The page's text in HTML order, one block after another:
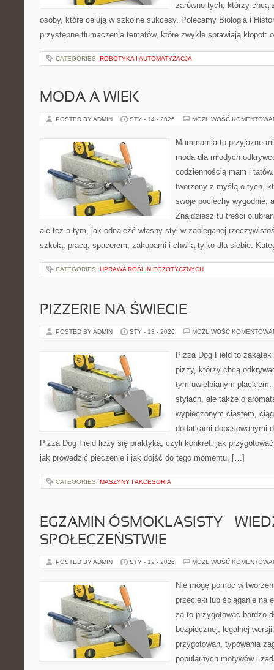
zarówno tych, którzy chcą
osoby, które celują w szkolne sukcesy. Polecamy Biologia i
przystępne tłumaczenia tematów, które zwykle sprawiają
CATEGORIES: ROBOTYKA I AUTOMATYZACJA
MODA A WIEK
POSTED BY ADMIN STY - 14 - 2026 MOŻLIWOŚĆ
Mammamia to przyjazne
moda dla młodych
codziennością mam i
tworzony z myślą o tych,
swoje pociechy wygodnie,
Znajdziesz tu treści o
ale też o tym, jak odnaleźć własny styl w zabieganej
szkołą, pracą, spacerem, zakupami i chwilą tylko dla siebie.
CATEGORIES: UPRAWA ROŚLIN EGZOTYCZNYCH
PIZZERIE NA ŚWIECIE
POSTED BY ADMIN STY - 13 - 2026 MOŻLIWOŚĆ
Pizza Dog Field to zakątek
pizzy, którzy chcą
tym uwielbianym
stylach, ale także o
wypieczonym ciastem,
dodatkami dopasowanymi
Pizza Dog Field liczy się praktyka, czyli konkret: jak
jak prowadzić pieczenie i jak dojść do tego momentu, […]
CATEGORIES: MASZYNY I AKCESORIA
EGZAMIN ÓSMOKLASISTY –
SPOŁECZEŃSTWIE
POSTED BY ADMIN STY - 12 - 2026 MOŻLIWOŚĆ
Nie mogę pomóc w
przecieki lub ściąganie na
za to przygotować bardzo
bezpiecznej, legalnej
przygotowań, typowania
popularnych motywów i